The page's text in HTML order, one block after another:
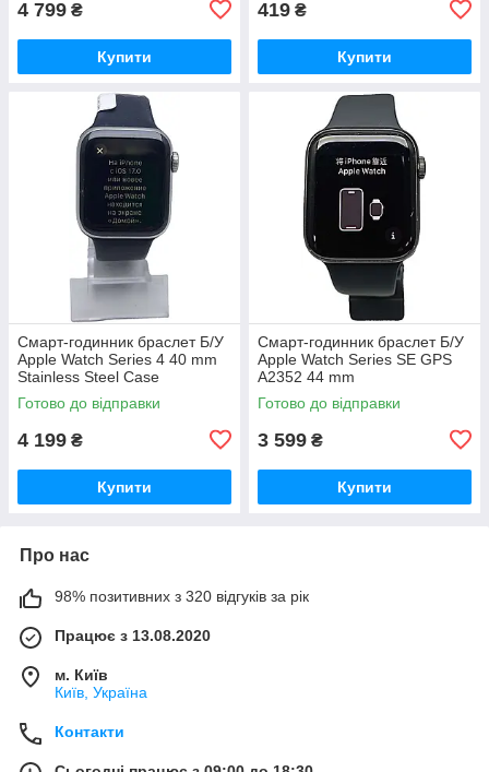
4 799 ₴
Купити
419 ₴
Купити
Смарт-годинник браслет Б/У
Apple Watch Series 4 40 mm
Stainless Steel Case
Готово до відправки
4 199 ₴
Купити
Смарт-годинник браслет Б/У
Apple Watch Series SE GPS
A2352 44 mm
Готово до відправки
3 599 ₴
Купити
Про нас
98% позитивних з 320 відгуків за рік
Працює з 13.08.2020
м. Київ
Київ, Україна
Контакти